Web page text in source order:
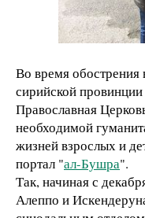
Во время обострения
сирийской
Православная
необходимой
жизней взрослых и
портал "ал-Бушра".
Так, начиная с
Алеппо и